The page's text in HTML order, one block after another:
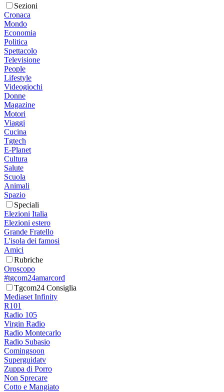
Sezioni
Cronaca
Mondo
Economia
Politica
Spettacolo
Televisione
People
Lifestyle
Videogiochi
Donne
Magazine
Motori
Viaggi
Cucina
Tgtech
E-Planet
Cultura
Salute
Scuola
Animali
Spazio
Speciali
Elezioni Italia
Elezioni estero
Grande Fratello
L'isola dei famosi
Amici
Rubriche
Oroscopo
#tgcom24amarcord
Tgcom24 Consiglia
Mediaset Infinity
R101
Radio 105
Virgin Radio
Radio Montecarlo
Radio Subasio
Comingsoon
Superguidatv
Zuppa di Porro
Non Sprecare
Cotto e Mangiato